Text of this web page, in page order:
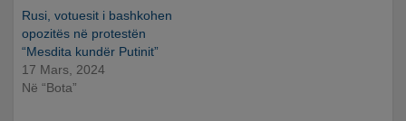
Rusi, votuesit i bashkohen
opozitës në protestën
“Mesdita kundër Putinit”
17 Mars, 2024
Në “Bota”